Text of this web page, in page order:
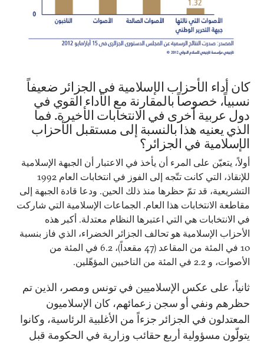
كان أداء الأحزاب الإسلامية في الجزائر ضعيفاً
نسبياً، خصوصاً بالمقارنة مع الأداء القوي في
دول عربية أخرى في الانتخابات الأخيرة. فما
الذي يعنيه هذا بالنسبة إلى مستقبل الأحزاب
الإسلامية في الجزائر؟
أولاً، يتعيّن على المرء أن يأخذ في الاعتبار أن الجبهة الإسلامية
للإنقاذ، التي كانت تتّجه إلى الفوز في انتخابات العام 1992
التشريعية، قد تمّ حظرها منذ ذلك الحين. ودعا قادة الجبهة إلى
مقاطعة الانتخابات هذا العام. الجماعات الإسلامية التي شاركت
في الانتخابات هي التي اعتبرها النظام معتدلة. أكبر هذه
الأحزاب الإسلامية هو تحالف الجزائر الخضراء، الذي فاز بنسبة
10 في المئة من المقاعد (47 مقعداً)، 6.2 في المئة من
الأصوات، و 2.2 في المئة من الناخبين المؤهّلين.
ثانياً، على عكس الإسلاميين في تونس ومصر، الذين تم
حظرهم ونفي أو سجن زعمائهم، كان الإسلاميون
المعتدلون في الجزائر جزءاً من الأغلبية الرئاسية، وكانوا
يتولّون مسؤولية أربع حقائب وزارية في الحكومة قبل